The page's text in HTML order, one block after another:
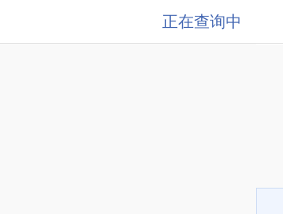
正在查询中